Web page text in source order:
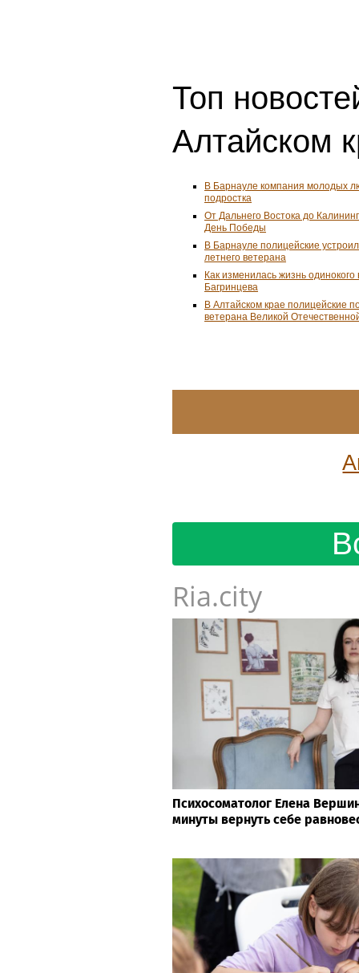
Топ
Алтайском
В Барнауле компания молодых
подростка
От Дальнего Востока до
День Победы
В Барнауле полицейские
летнего ветерана
Как изменилась жизнь
Багринцева
В Алтайском крае полицейские
ветерана Великой
Ria.city
Психосоматолог Елена
минуты вернуть себе